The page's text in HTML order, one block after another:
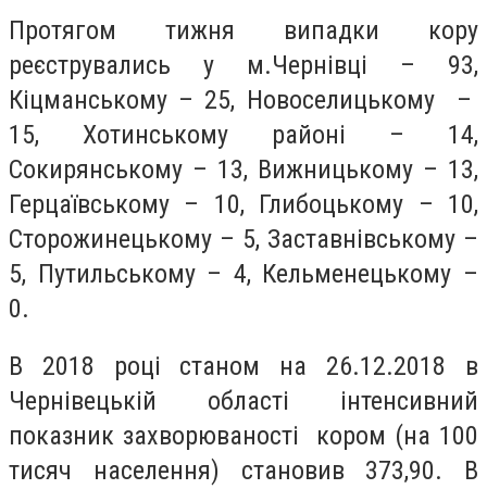
Протягом тижня випадки кору
реєструвались у м.Чернівці – 93,
Кіцманському – 25, Новоселицькому –
15, Хотинському районі – 14,
Сокирянському – 13, Вижницькому – 13,
Герцаївському – 10, Глибоцькому – 10,
Сторожинецькому – 5, Заставнівському –
5, Путильському – 4, Кельменецькому –
0.
В 2018 році станом на 26.12.2018 в
Чернівецькій області інтенсивний
показник захворюваності кором (на 100
тисяч населення) становив 373,90. В